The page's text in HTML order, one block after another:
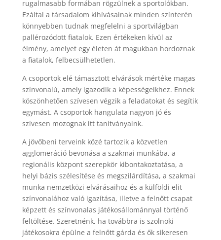
rugalmasabb formában rögzülnek a sportolókban.
Ezáltal a társadalom kihívásainak minden színterén
könnyebben tudnak megfelelni a sportvilágban
pallérozódott fiatalok. Ezen értékeken kívül az
élmény, amelyet egy életen át magukban hordoznak
a fiatalok, felbecsülhetetlen.
A csoportok elé támasztott elvárások mértéke magas
színvonalú, amely igazodik a képességeikhez. Ennek
köszönhetően szívesen végzik a feladatokat és segítik
egymást. A csoportok hangulata nagyon jó és
szívesen mozognak itt tanítványaink.
A jövőbeni terveink közé tartozik a közvetlen
agglomeráció bevonása a szakmai munkába, a
regionális központ szerepkör kibontakoztatása, a
helyi bázis szélesítése és megszilárdítása, a szakmai
munka nemzetközi elvárásaihoz és a külföldi elit
színvonalához való igazítása, illetve a felnőtt csapat
képzett és színvonalas játékosállománnyal történő
feltöltése. Szeretnénk, ha továbbra is szolnoki
játékosokra épülne a felnőtt gárda és ők sikeresen